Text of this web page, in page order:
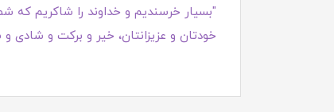
"بسیار خرسندیم و خداوند را شاکریم که
خودتان و عزیزانتان، خیر و برکت و شادی